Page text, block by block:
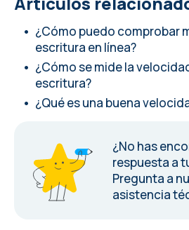
¿Cómo puedo comprobar
escritura en línea?
¿Cómo se mide la
escritura?
¿Qué es una buena
¿No has
respuesta a
Pregunta a
asistencia